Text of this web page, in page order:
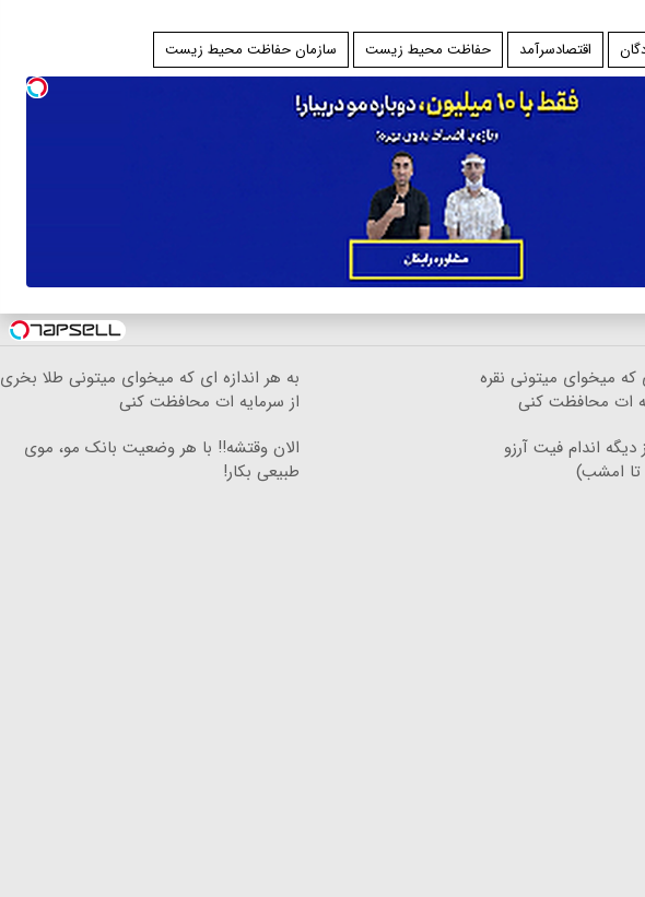
اقتصادسرآمد حفاظت محیط زیست سازمان حفاظت محیط زیست
که میخوای میتونی نقره
ات محافظت کنی
به هر اندازه ای که میخوای میتونی طلا بخری
از سرمایه ات محافظت کنی
دیگه اندام فیت آرزو
امشب)
الان وقتشه‼️ با هر وضعیت بانک مو، موی
طبیعی بکار!